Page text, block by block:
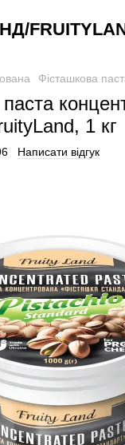
Фісташкова
1 кг
Написати відгук